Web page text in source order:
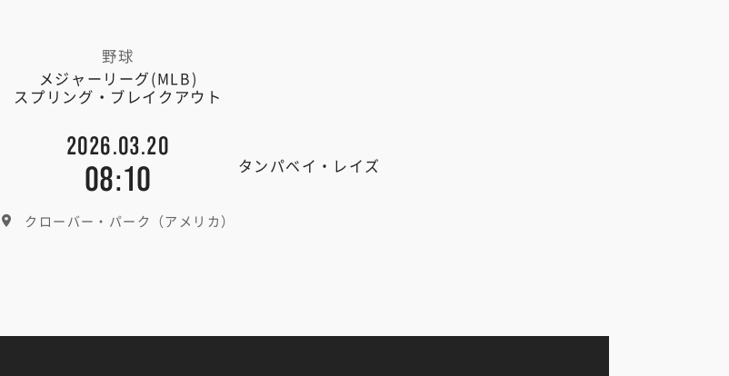
野球
メジャーリーグ(MLB)
スプリング・ブレイクアウト
2026.03.20
08:10 タンパベイ・レイズ
クローバー・パーク（アメリカ）